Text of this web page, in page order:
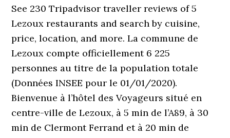
See 230 Tripadvisor traveller reviews of 5
Lezoux restaurants and search by cuisine,
price, location, and more. La commune de
Lezoux compte officiellement 6 225
personnes au titre de la population totale
(Données INSEE pour le 01/01/2020).
Bienvenue à l’hôtel des Voyageurs situé en
centre-ville de Lezoux, à 5 min de l’A89, à 30
min de Clermont Ferrand et à 20 min de